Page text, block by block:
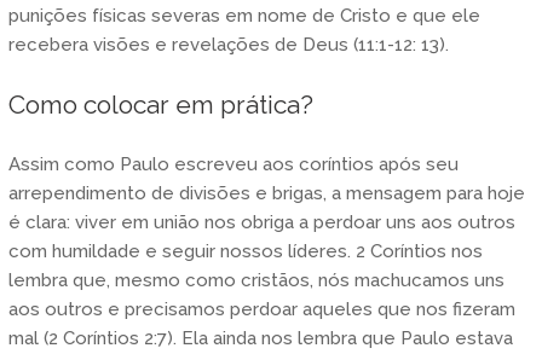
punições físicas severas em nome de Cristo e que ele
recebera visões e revelações de Deus (11:1-12: 13).
Como colocar em prática?
Assim como Paulo escreveu aos coríntios após seu
arrependimento de divisões e brigas, a mensagem para hoje
é clara: viver em união nos obriga a perdoar uns aos outros
com humildade e seguir nossos líderes. 2 Coríntios nos
lembra que, mesmo como cristãos, nós machucamos uns
aos outros e precisamos perdoar aqueles que nos fizeram
mal (2 Coríntios 2:7). Ela ainda nos lembra que Paulo estava